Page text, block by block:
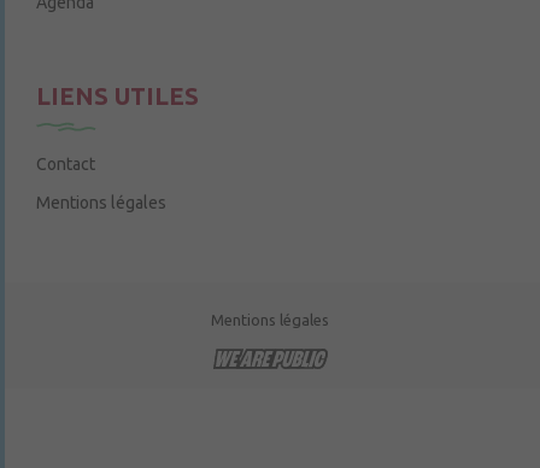
LIENS UTILES
Contact
Mentions légales
Mentions légales